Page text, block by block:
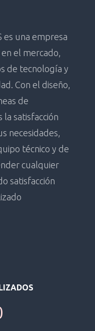
es una empresa
el mercado,
de tecnología y
Con el diseño,
de
satisfacción
necesidades,
técnico y de
cualquier
satisfacción